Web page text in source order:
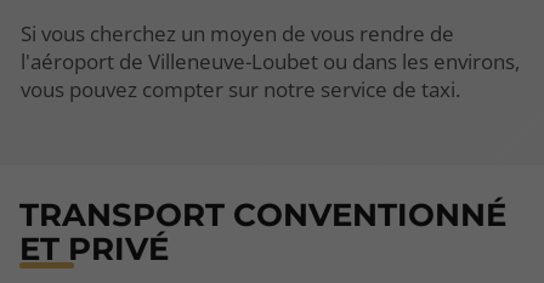
Si vous cherchez un moyen de vous rendre de
l'aéroport de Villeneuve-Loubet ou dans les environs,
vous pouvez compter sur notre service de taxi.
TRANSPORT CONVENTIONNÉ
ET PRIVÉ